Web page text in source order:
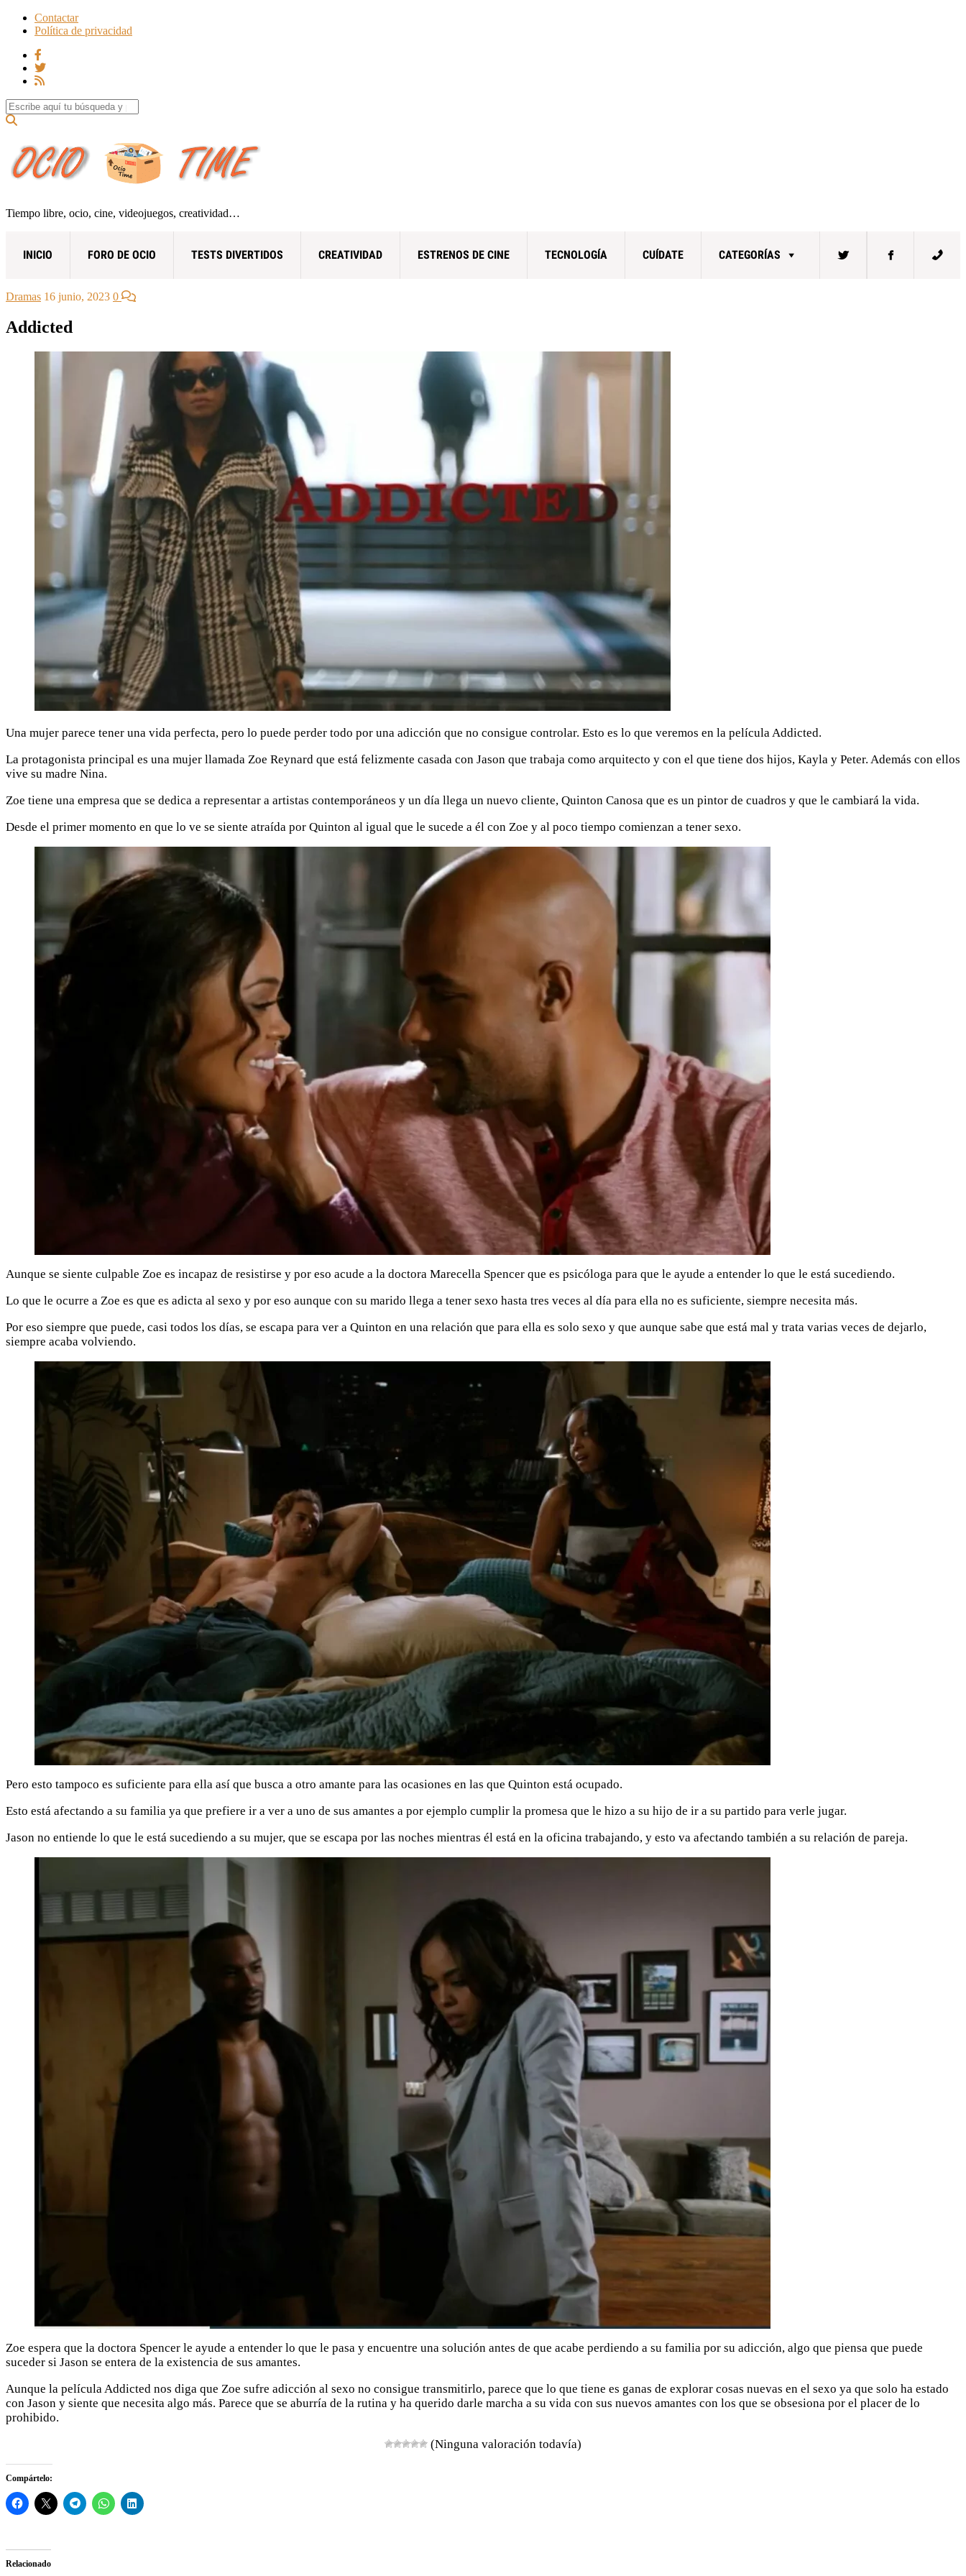
Contactar
Política de privacidad
Search for:
Tiempo libre, ocio, cine, videojuegos, creatividad…
INICIO FORO DE OCIO TESTS DIVERTIDOS CREATIVIDAD ESTRENOS DE CINE TECNOLOGÍA CUÍDATE CATEGORÍAS
Dramas 16 junio, 2023 0
Addicted
Una mujer parece tener una vida perfecta, pero lo puede perder todo por una adicción que no consigue controlar. Esto es lo que veremos en la película Addicted.
La protagonista principal es una mujer llamada Zoe Reynard que está felizmente casada con Jason que trabaja como arquitecto y con el que tiene dos hijos, Kayla y Peter. Además con ellos
vive su madre Nina.
Zoe tiene una empresa que se dedica a representar a artistas contemporáneos y un día llega un nuevo cliente, Quinton Canosa que es un pintor de cuadros y que le cambiará la vida.
Desde el primer momento en que lo ve se siente atraída por Quinton al igual que le sucede a él con Zoe y al poco tiempo comienzan a tener sexo.
Aunque se siente culpable Zoe es incapaz de resistirse y por eso acude a la doctora Marecella Spencer que es psicóloga para que le ayude a entender lo que le está sucediendo.
Lo que le ocurre a Zoe es que es adicta al sexo y por eso aunque con su marido llega a tener sexo hasta tres veces al día para ella no es suficiente, siempre necesita más.
Por eso siempre que puede, casi todos los días, se escapa para ver a Quinton en una relación que para ella es solo sexo y que aunque sabe que está mal y trata varias veces de dejarlo,
siempre acaba volviendo.
Pero esto tampoco es suficiente para ella así que busca a otro amante para las ocasiones en las que Quinton está ocupado.
Esto está afectando a su familia ya que prefiere ir a ver a uno de sus amantes a por ejemplo cumplir la promesa que le hizo a su hijo de ir a su partido para verle jugar.
Jason no entiende lo que le está sucediendo a su mujer, que se escapa por las noches mientras él está en la oficina trabajando, y esto va afectando también a su relación de pareja.
Zoe espera que la doctora Spencer le ayude a entender lo que le pasa y encuentre una solución antes de que acabe perdiendo a su familia por su adicción, algo que piensa que puede
suceder si Jason se entera de la existencia de sus amantes.
Aunque la película Addicted nos diga que Zoe sufre adicción al sexo no consigue transmitirlo, parece que lo que tiene es ganas de explorar cosas nuevas en el sexo ya que solo ha estado
con Jason y siente que necesita algo más. Parece que se aburría de la rutina y ha querido darle marcha a su vida con sus nuevos amantes con los que se obsesiona por el placer de lo
prohibido.
(Ninguna valoración todavía)
Compártelo:
Relacionado